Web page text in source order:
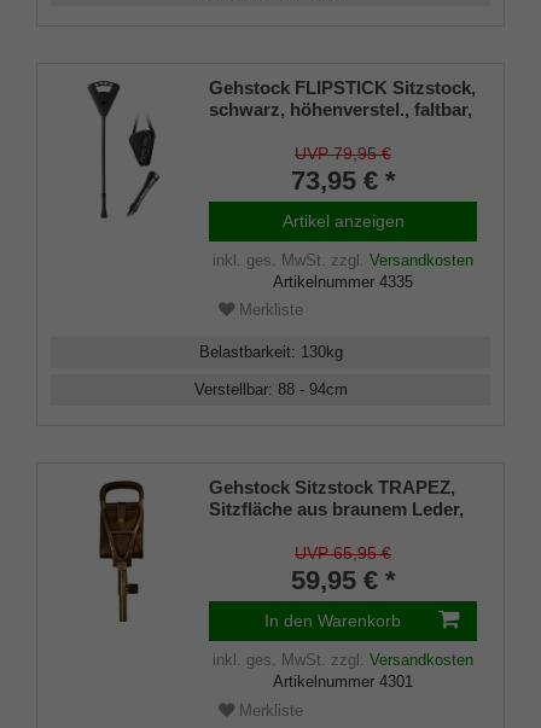
Gehstock FLIPSTICK Sitzstock,
schwarz, höhenverstel., faltbar,
Klappsitz/Griff inklusive
Gummipuffer und Tasche, 87-
UVP 79,95 €
73,95 € *
Artikel anzeigen
inkl. ges. MwSt. zzgl. Versandkosten
Artikelnummer 4335
Merkliste
Belastbarkeit: 130kg
Verstellbar: 88 - 94cm
Gehstock Sitzstock TRAPEZ,
Sitzfläche aus braunem Leder,
Leichtmetall mit Leder
überzogen, Stock aus
Leichtmetall, höhenverstellbar,
Stahlspitze Tellerscheibe.
UVP 65,95 €
59,95 € *
In den Warenkorb
inkl. ges. MwSt. zzgl. Versandkosten
Artikelnummer 4301
Merkliste